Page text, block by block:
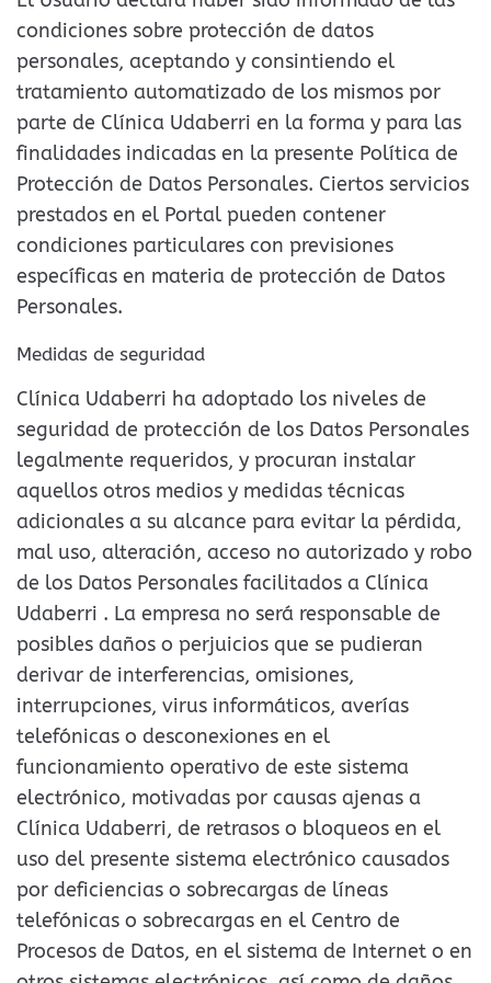
condiciones sobre protección de datos
personales, aceptando y consintiendo el
tratamiento automatizado de los mismos por
parte de Clínica Udaberri en la forma y para las
finalidades indicadas en la presente Política de
Protección de Datos Personales. Ciertos servicios
prestados en el Portal pueden contener
condiciones particulares con previsiones
específicas en materia de protección de Datos
Personales.
Medidas de seguridad
Clínica Udaberri ha adoptado los niveles de
seguridad de protección de los Datos Personales
legalmente requeridos, y procuran instalar
aquellos otros medios y medidas técnicas
adicionales a su alcance para evitar la pérdida,
mal uso, alteración, acceso no autorizado y robo
de los Datos Personales facilitados a Clínica
Udaberri . La empresa no será responsable de
posibles daños o perjuicios que se pudieran
derivar de interferencias, omisiones,
interrupciones, virus informáticos, averías
telefónicas o desconexiones en el
funcionamiento operativo de este sistema
electrónico, motivadas por causas ajenas a
Clínica Udaberri, de retrasos o bloqueos en el
uso del presente sistema electrónico causados
por deficiencias o sobrecargas de líneas
telefónicas o sobrecargas en el Centro de
Procesos de Datos, en el sistema de Internet o en